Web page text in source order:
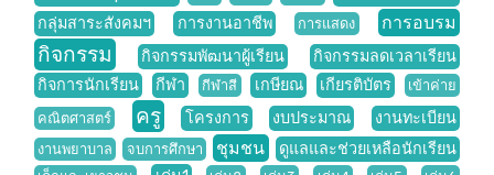
กลุ่มสาระสังคมฯ
การงานอาชีพ การแสดง การอบรม
กิจกรรม กิจกรรมพัฒนาผู้เรียน
กิจกรรมลดเวลาเรียน
กิจการนักเรียน
กีฬา กีฬาสี เกษียณ เกียรติบัตร
เข้าค่าย
คณิตศาสตร์
ครู โครงการ งบประมาณ งานทะเบียน
งานพยาบาล จบการศึกษา ชุมชน ดูแลและช่วยเหลือนักเรียน